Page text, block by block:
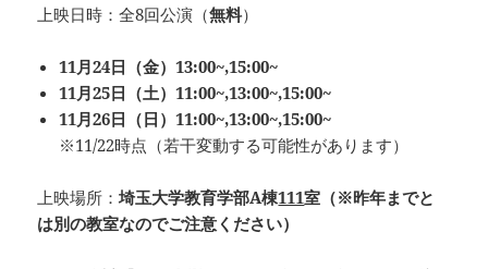
上映日時：全8回公演（無料）
11月24日（金）13:00~,15:00~
11月25日（土）11:00~,13:00~,15:00~
11月26日（日）11:00~,13:00~,15:00~
※11/22時点（若干変動する可能性があります）
上映場所：埼玉大学教育学部A棟111室（※昨年までと
は別の教室なのでご注意ください）